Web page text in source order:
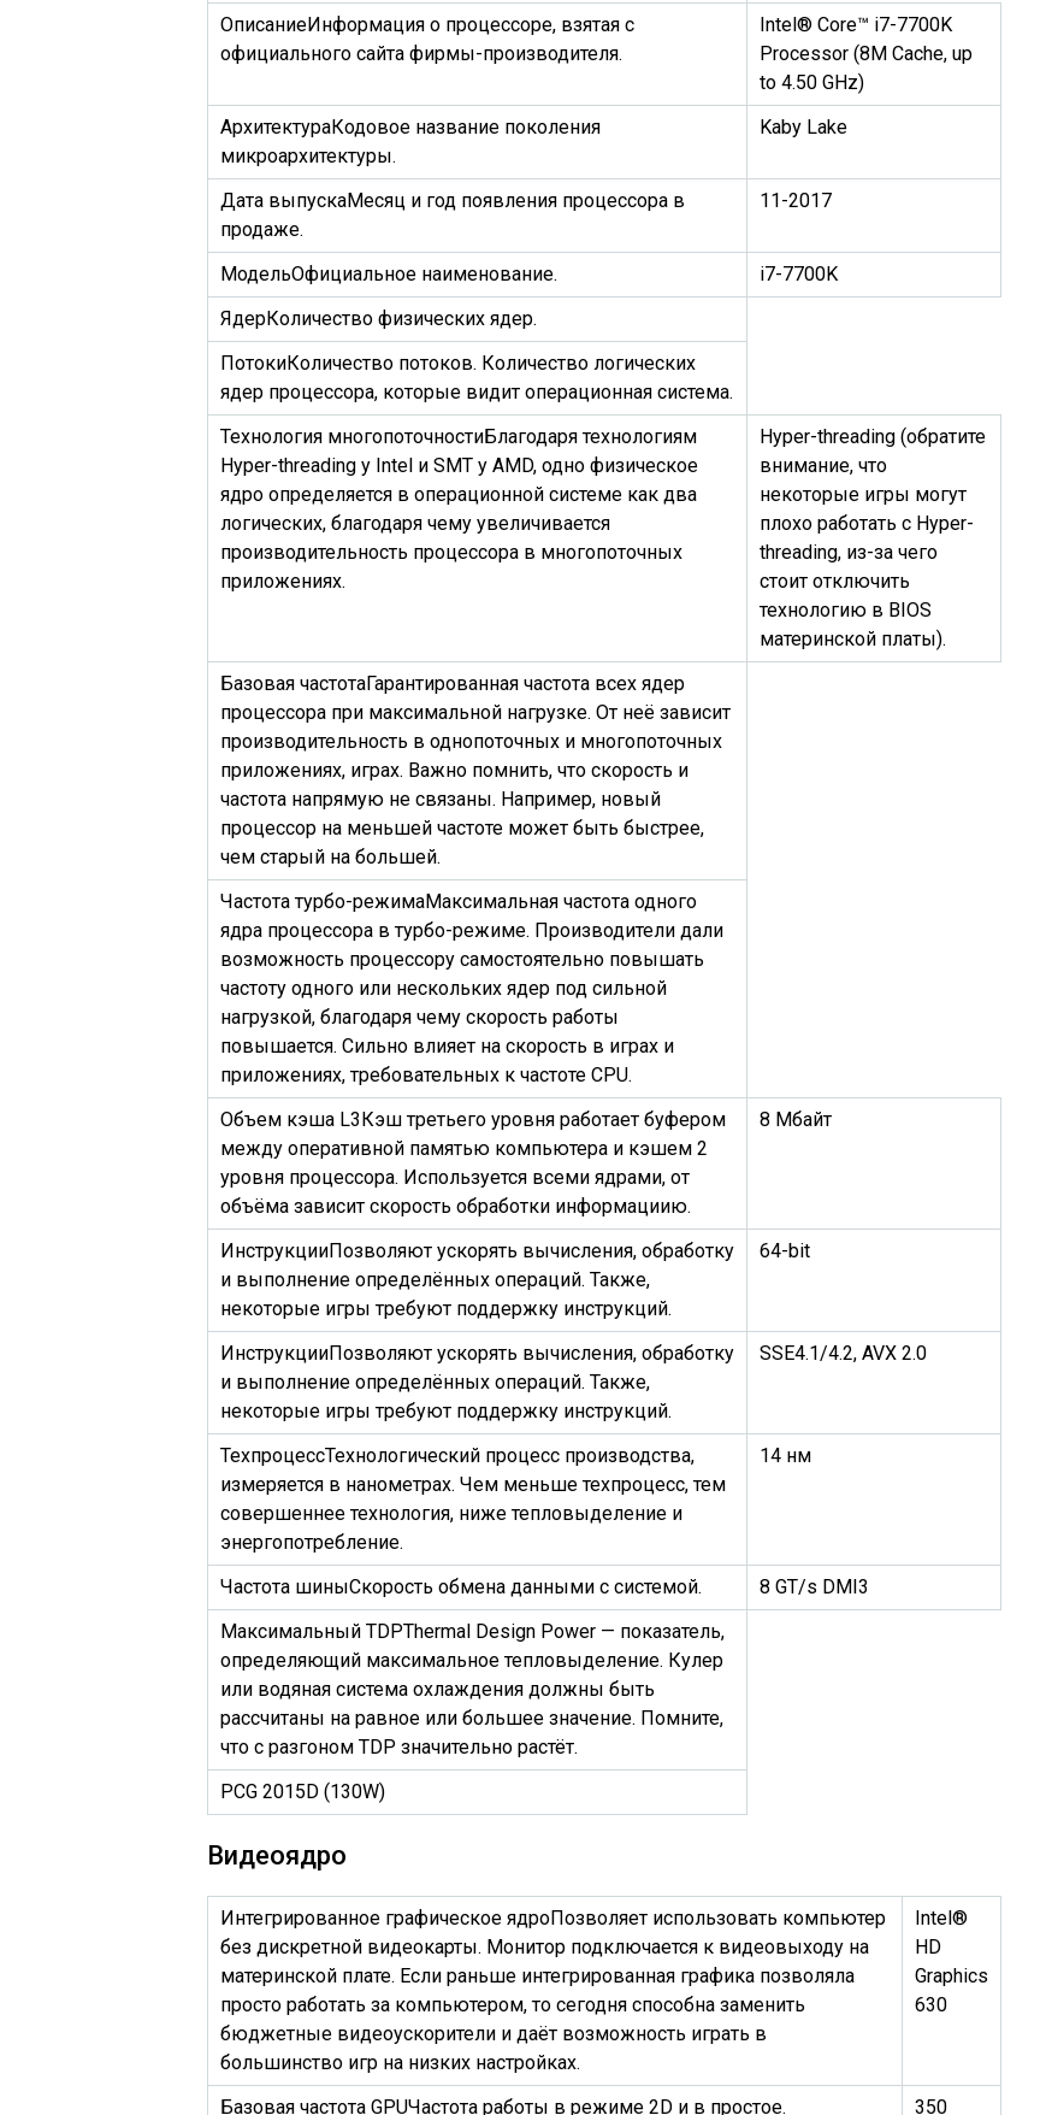
ОписаниеИнформация о процессоре, взятая с
официального сайта фирмы-производителя.
Intel® Core™ i7-7700K
Processor (8M Cache, up
to 4.50 GHz)
АрхитектураКодовое название поколения
микроархитектуры.
Kaby Lake
Дата выпускаМесяц и год появления процессора в
продаже.
11-2017
МодельОфициальное наименование.
i7-7700K
ЯдерКоличество физических ядер.
ПотокиКоличество потоков. Количество логических
ядер процессора, которые видит операционная система.
Технология многопоточностиБлагодаря технологиям
Hyper-threading у Intel и SMT у AMD, одно физическое
ядро определяется в операционной системе как два
логических, благодаря чему увеличивается
производительность процессора в многопоточных
приложениях.
Hyper-threading (обратите
внимание, что
некоторые игры могут
плохо работать с Hyper-
threading, из-за чего
стоит отключить
технологию в BIOS
материнской платы).
Базовая частотаГарантированная частота всех ядер
процессора при максимальной нагрузке. От неё зависит
производительность в однопоточных и многопоточных
приложениях, играх. Важно помнить, что скорость и
частота напрямую не связаны. Например, новый
процессор на меньшей частоте может быть быстрее,
чем старый на большей.
Частота турбо-режимаМаксимальная частота одного
ядра процессора в турбо-режиме. Производители дали
возможность процессору самостоятельно повышать
частоту одного или нескольких ядер под сильной
нагрузкой, благодаря чему скорость работы
повышается. Сильно влияет на скорость в играх и
приложениях, требовательных к частоте CPU.
Объем кэша L3Кэш третьего уровня работает буфером
между оперативной памятью компьютера и кэшем 2
уровня процессора. Используется всеми ядрами, от
объёма зависит скорость обработки информациию.
8 Мбайт
ИнструкцииПозволяют ускорять вычисления, обработку
и выполнение определённых операций. Также,
некоторые игры требуют поддержку инструкций.
64-bit
ИнструкцииПозволяют ускорять вычисления, обработку
и выполнение определённых операций. Также,
некоторые игры требуют поддержку инструкций.
SSE4.1/4.2, AVX 2.0
ТехпроцессТехнологический процесс производства,
измеряется в нанометрах. Чем меньше техпроцесс, тем
совершеннее технология, ниже тепловыделение и
энергопотребление.
14 нм
Частота шиныСкорость обмена данными с системой.
8 GT/s DMI3
Максимальный TDPThermal Design Power — показатель,
определяющий максимальное тепловыделение. Кулер
или водяная система охлаждения должны быть
рассчитаны на равное или большее значение. Помните,
что с разгоном TDP значительно растёт.
PCG 2015D (130W)
Видеоядро
Интегрированное графическое ядроПозволяет использовать компьютер
без дискретной видеокарты. Монитор подключается к видеовыходу на
материнской плате. Если раньше интегрированная графика позволяла
просто работать за компьютером, то сегодня способна заменить
бюджетные видеоускорители и даёт возможность играть в
большинство игр на низких настройках.
Intel®
HD
Graphics
630
Базовая частота GPUЧастота работы в режиме 2D и в простое. 350